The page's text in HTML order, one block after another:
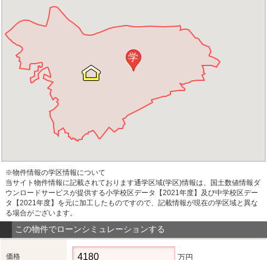
学
※物件情報の学区情報について
当サイト物件情報に記載されております通学区域(学区)情報は、国土数値情報ダ
ウンロードサービスが提供する小学校区データ【2021年度】及び中学校区デー
タ【2021年度】を元に加工したものですので、記載情報が現在の学区域と異な
る場合がございます。
この物件でローンシミュレーションする
価格 万円